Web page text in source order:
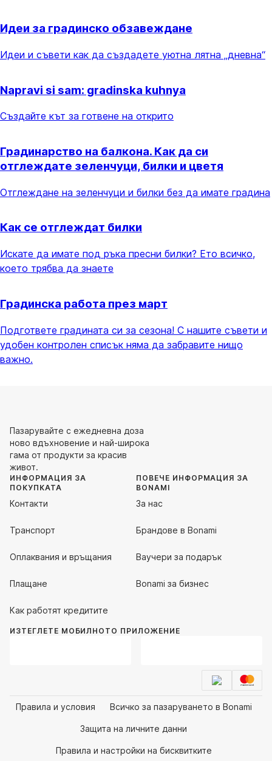
Идеи за градинско обзавеждане
Идеи и съвети как да създадете уютна лятна „дневна“
Napravi si sam: gradinska kuhnya
Създайте кът за готвене на открито
Градинарство на балкона. Как да си
отглеждате зеленчуци, билки и цветя
Отглеждане на зеленчуци и билки без да имате градина
Как се отглеждат билки
Искате да имате под ръка пресни билки? Ето всичко,
което трябва да знаете
Градинска работа през март
Подгответе градината си за сезона! С нашите съвети и
удобен контролен списък няма да забравите нищо
важно.
Пазарувайте с ежедневна доза
ново вдъхновение и най-широка
гама от продукти за красив
живот.
ИНФОРМАЦИЯ ЗА
ПОКУПКАТА
Контакти
Транспорт
Оплаквания и връщания
Плащане
Как работят кредитите
ПОВЕЧЕ ИНФОРМАЦИЯ ЗА
BONAMI
За нас
Брандове в Bonami
Ваучери за подарък
Bonami за бизнес
ИЗТЕГЛЕТЕ МОБИЛНОТО ПРИЛОЖЕНИЕ
Правила и условия Всичко за пазаруването в Bonami
Защита на личните данни
Правила и настройки на бисквитките